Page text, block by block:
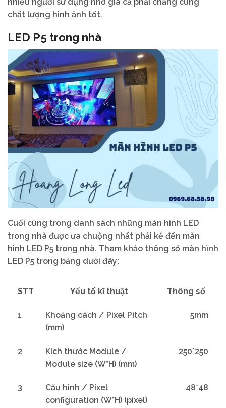
chất lượng hình ảnh tốt.
LED P5 trong nhà
Cuối cùng trong danh sách những màn hình LED
trong nhà được ưa chuộng nhất phải kể đến màn
hình LED P5 trong nhà. Tham khảo thông số màn hình
LED P5 trong bảng dưới đây:
STT Yếu tố kĩ thuật Thông số
1
Khoảng cách / Pixel Pitch
(mm)
5mm
2
Kích thước Module /
Module size (W*H) (mm)
250*250
3
Cấu hình / Pixel
configuration (W*H) (pixel)
48*48